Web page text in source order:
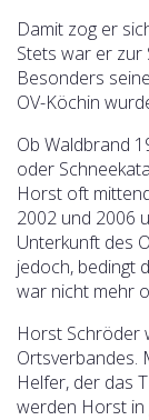
Damit zog er
Stets war er zur
Besonders
OV-Köchin
Ob Waldbrand
oder
Horst oft
2002 und 2006
Unterkunft des
jedoch, bedingt
war nicht mehr
Horst Schröder
Ortsverbandes.
Helfer, der das
werden Horst in